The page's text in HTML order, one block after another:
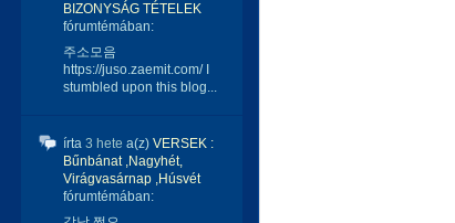
BIZONYSÁG TÉTELEK
fórumtémában:
주소모음
https://juso.zaemit.com/ I
stumbled upon this blog...
írta 3 hete a(z) VERSEK :
Bűnbánat ,Nagyhét,
Virágvasárnap ,Húsvét
fórumtémában: